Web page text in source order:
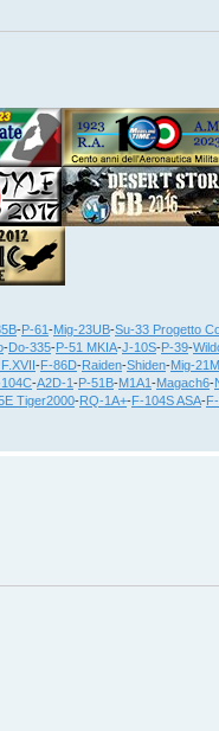
-P-61 -Mig-23UB-Su-33 Progetto
-Do-335-P-51 MKIA-J-10S-P-39-
-F-86D-Raiden-Shiden-Mig-
104C-A2D-1 -P-51B-M1A1 -Magach6-
Tiger2000-RQ-1A+-F-104S ASA-